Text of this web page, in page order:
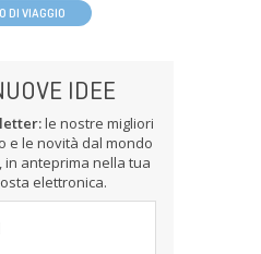
DI VIAGGIO
IDEE
le nostre migliori
e le novità dal mondo
in anteprima nella tua
elettronica.